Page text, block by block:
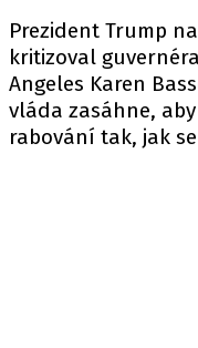
Prezident Trump
kritizoval
Angeles Karen
vláda zasáhne,
rabování tak, jak